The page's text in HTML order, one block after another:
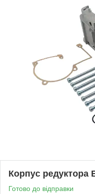
Корпус редуктора
Готово до відправки